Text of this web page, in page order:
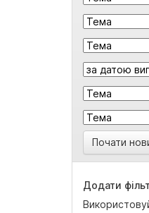
Почати
Додати